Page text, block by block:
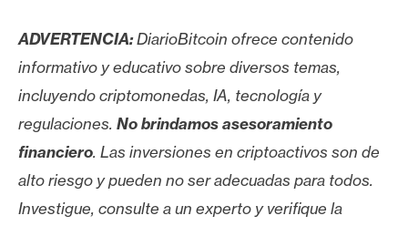
ADVERTENCIA:DiarioBitcoin ofrece contenido
informativo y educativo sobre diversos temas,
incluyendo criptomonedas, IA, tecnología y
regulaciones. No brindamos asesoramiento
financiero. Las inversiones en criptoactivos son de
alto riesgo y pueden no ser adecuadas para todos.
Investigue, consulte a un experto y verifique la